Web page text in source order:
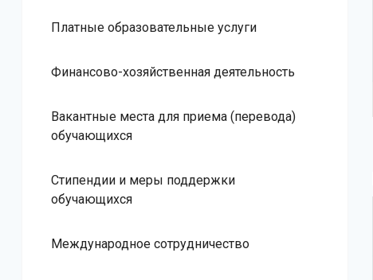
Платные образовательные услуги
Финансово-хозяйственная деятельность
Вакантные места для приема (перевода)
обучающихся
Стипендии и меры поддержки
обучающихся
Международное сотрудничество